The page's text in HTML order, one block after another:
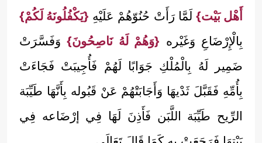
أَهْل بَيْت} لَمَّا رَأَتْ حُنُوّهُمْ عَلَيْهِ {يَكْفُلُونَهُ لَكُمْ}
بِالْإِرْضَاعِ وَغَيْره {وَهُمْ لَهُ نَاصِحُونَ}وَفَسَّرَتْ
ضَمِير لَهُ بِالْمُلْكِ جَوَابًا لَهُمْ فَأُجِيبَتْ فَجَاءَتْ
بِأُمِّهِ فَقَبَّلَ ثَدْيهَا وَأَجَابَتْهُمْ عَنْ قَبُوله بِأَنَّهَا طَيِّبَة
الرِّيح طَيِّبَة اللَّبَن فَأَذِنَ لَهَا فِي إرْضَاعه فِي